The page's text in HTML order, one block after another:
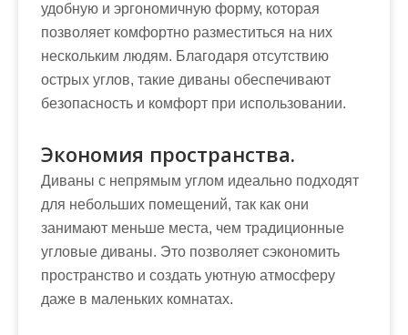
удобную и эргономичную форму, которая
позволяет комфортно разместиться на них
нескольким людям. Благодаря отсутствию
острых углов, такие диваны обеспечивают
безопасность и комфорт при использовании.
Экономия пространства.
Диваны с непрямым углом идеально подходят
для небольших помещений, так как они
занимают меньше места, чем традиционные
угловые диваны. Это позволяет сэкономить
пространство и создать уютную атмосферу
даже в маленьких комнатах.